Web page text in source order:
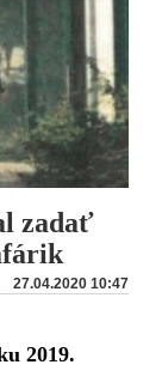
zadať
27.04.2020 10:47
2019.